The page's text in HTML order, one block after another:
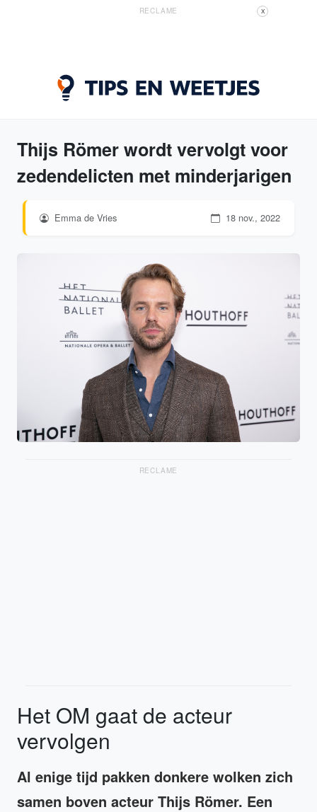
RECLAME X
Thijs Römer wordt vervolgt voor
zedendelicten met minderjarigen
Emma de Vries 18 nov., 2022
RECLAME
Het OM gaat de acteur
vervolgen
Al enige tijd pakken donkere wolken zich
samen boven acteur Thijs Römer. Een